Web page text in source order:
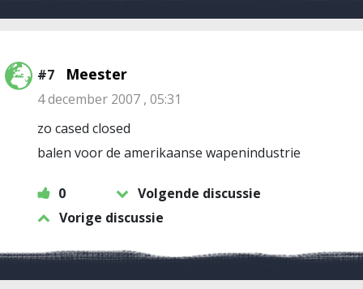
#7 Meester
4 december 2007 , 05:31
zo cased closed
balen voor de amerikaanse wapenindustrie
0
Volgende discussie
Vorige discussie